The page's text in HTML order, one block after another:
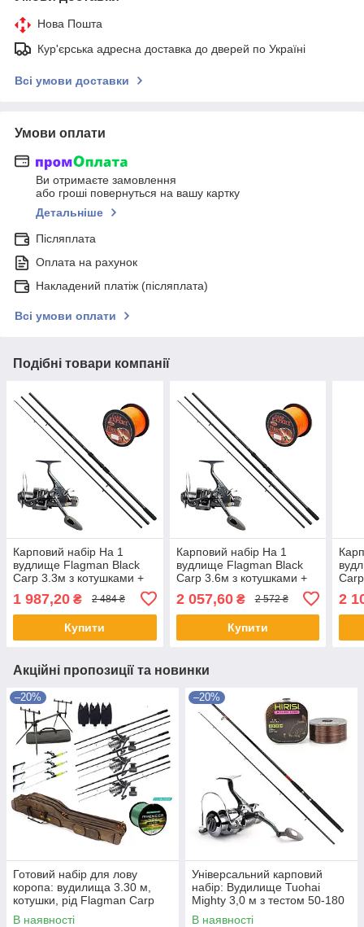
Нова Пошта
Кур'єрська адресна доставка до дверей по Україні
Всі умови доставки
Умови оплати
Ви отримаєте замовлення
або гроші повернуться на вашу картку
Детальніше
Післяплата
Оплата на рахунок
Накладений платіж (післяплата)
Всі умови оплати
Подібні товари компанії
Карповий набір На 1
вудлище Flagman Black
Carp 3.3м з котушками +
1 987,20 ₴ 2 484 ₴
Купити
Карповий набір На 1
вудлище Flagman Black
Carp 3.6м з котушками +
2 057,60₴ 2 572 ₴
Купити
2
Акційні пропозиції та новинки
–20%
Готовий набір для лову
коропа: вудилища 3.30 м,
котушки, рід Flagman Carp
Pro
В наявності
–20%
Універсальний карповий
набір: Вудилище Tuohai
Mighty 3,0 м з тестом 50-180
грам + котушка Hiboy + ліска
В наявності